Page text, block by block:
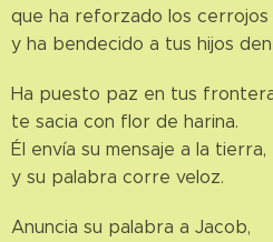
que ha reforzado los
y ha bendecido a tus hijos
Ha puesto paz en tus
te sacia con flor de harina.
Él envía su mensaje a la tierra,
y su palabra corre veloz.
Anuncia su palabra a Jacob,